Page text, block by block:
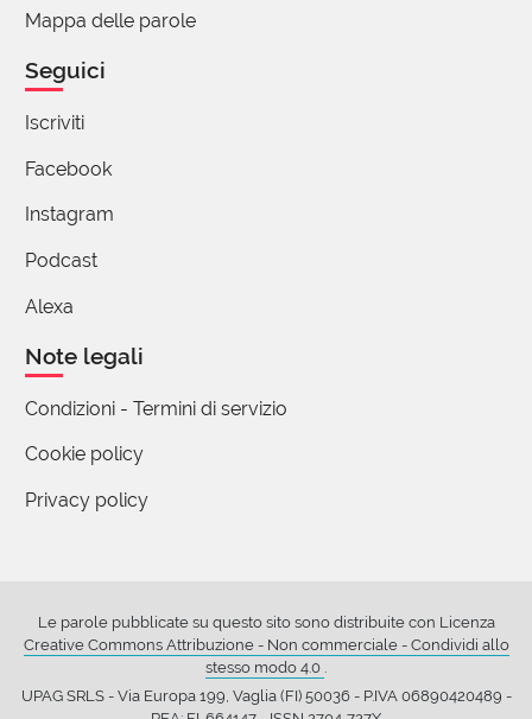
Mappa delle parole
Seguici
Iscriviti
Facebook
Instagram
Podcast
Alexa
Note legali
Condizioni - Termini di servizio
Cookie policy
Privacy policy
Le parole pubblicate su questo sito sono distribuite con Licenza
Creative Commons Attribuzione - Non commerciale - Condividi allo
stesso modo 4.0 .
UPAG SRLS - Via Europa 199, Vaglia (FI) 50036 - P.IVA 06890420489 -